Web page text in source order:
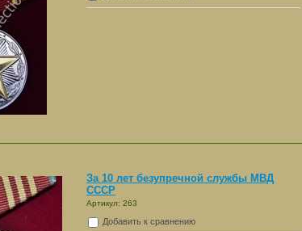
За 10 лет безупречной службы МВД
СССР
Артикул: 263
Добавить к сравнению